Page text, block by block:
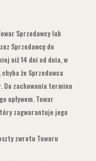
Sprzedawcy lub
Sprzedawcę do
niż 14 dni od dnia, w
że Sprzedawca
Do zachowania terminu
upływem. Towar
zagwarantuje jego
zwrotu Towaru